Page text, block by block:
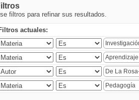
filtros para refinar sus resultados.
actuales: